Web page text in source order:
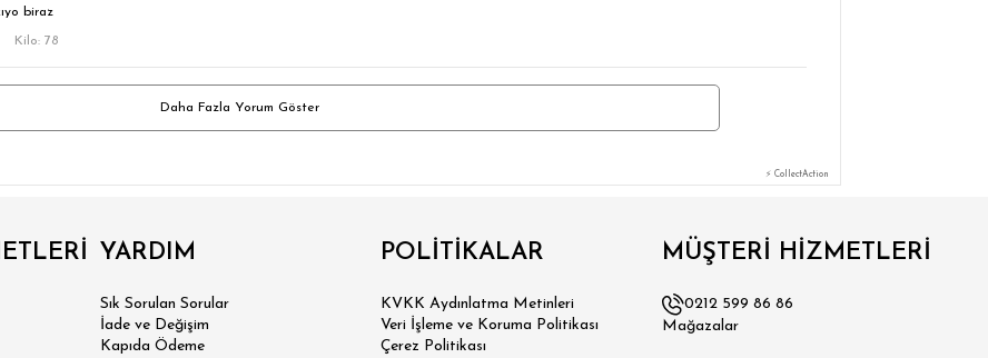
biraz
Kilo: 78
Daha Fazla Yorum Göster
⚡ CollectAction
YARDIM
Sık Sorulan Sorular
İade ve Değişim
Kapıda Ödeme
POLİTİKALAR
KVKK Aydınlatma Metinleri
Veri İşleme ve Koruma Politikası
Çerez Politikası
MÜŞTERİ HİZMETLERİ
0212 599 86 86
Mağazalar